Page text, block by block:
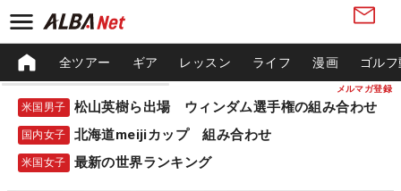
メルマガ登録
全ツアー ギア レッスン ライフ 漫画 ゴル
米国男子 松山英樹ら出場 ウィンダム選手権の組み合わせ
国内女子 北海道meijiカップ 組み合わせ
米国女子 最新の世界ランキング